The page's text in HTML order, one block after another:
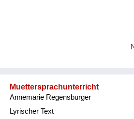
Muettersprachunterricht
Annemarie Regensburger
Lyrischer Text